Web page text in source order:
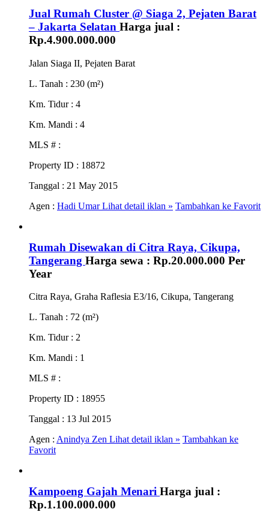
Jual Rumah Cluster @ Siaga 2, Pejaten Barat
– Jakarta Selatan Harga jual :
Rp.4.900.000.000
Jalan Siaga II, Pejaten Barat
L. Tanah : 230 (m²)
Km. Tidur : 4
Km. Mandi : 4
MLS # :
Property ID : 18872
Tanggal : 21 May 2015
Agen : Hadi UmarLihat detail iklan » Tambahkan ke Favorit
Rumah Disewakan di Citra Raya, Cikupa,
Tangerang Harga sewa : Rp.20.000.000 Per
Year
Citra Raya, Graha Raflesia E3/16, Cikupa, Tangerang
L. Tanah : 72 (m²)
Km. Tidur : 2
Km. Mandi : 1
MLS # :
Property ID : 18955
Tanggal : 13 Jul 2015
Agen : Anindya Zen Lihat detail iklan » Tambahkan ke
Favorit
Kampoeng Gajah Menari Harga jual :
Rp.1.100.000.000